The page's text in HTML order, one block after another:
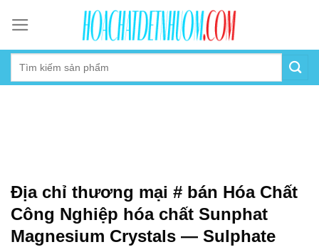
content
Địa chỉ thương mại # bán Hóa Chất
Công Nghiệp hóa chất Sunphat
Magnesium Crystals — Sulphate